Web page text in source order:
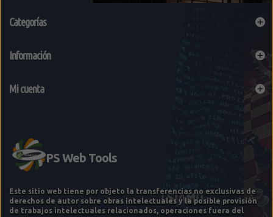
Categorías
Información
Mi cuenta
Este sitio web tiene por objeto la transferencias no exclusivas de
derechos de autor sobre obras intelectuales y la posible provisión
de trabajos intelectuales relacionados, operaciones fuera del